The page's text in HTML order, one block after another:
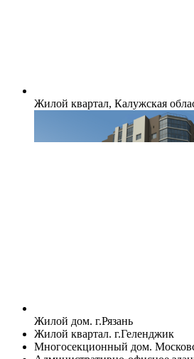
Жилой квартал, Калужская
Жилой дом. г.Рязань
Жилой квартал. г.Геленджик
Многосекционный дом.